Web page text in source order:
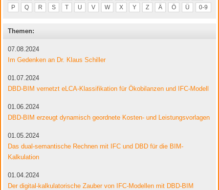
P
Q R S T U V W X Y Z Ä Ö Ü 0-9
Themen:
07.08.2024
Im Gedenken an Dr. Klaus Schiller
01.07.2024
DBD-BIM vernetzt eLCA-Klassifikation für Ökobilanzen und IFC-Modell
01.06.2024
DBD-BIM erzeugt dynamisch geordnete Kosten- und Leistungsvorlagen
01.05.2024
Das dual-semantische Rechnen mit IFC und DBD für die BIM-
Kalkulation
01.04.2024
Der digital-kalkulatorische Zauber von IFC-Modellen mit DBD-BIM